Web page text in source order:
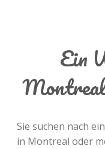
Ein
Sie suchen nach
in Montreal oder